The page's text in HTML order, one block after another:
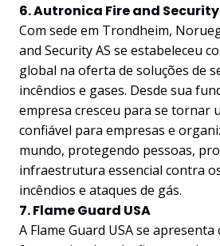
6. Autronica Fire and Security
Com sede em Trondheim,
and Security AS se estabeleceu
global na oferta de soluções de
incêndios e gases. Desde sua
empresa cresceu para se tornar
confiável para empresas e
mundo, protegendo pessoas,
infraestrutura essencial contra
incêndios e ataques de gás.
7. Flame Guard USA
A Flame Guard USA se apresenta